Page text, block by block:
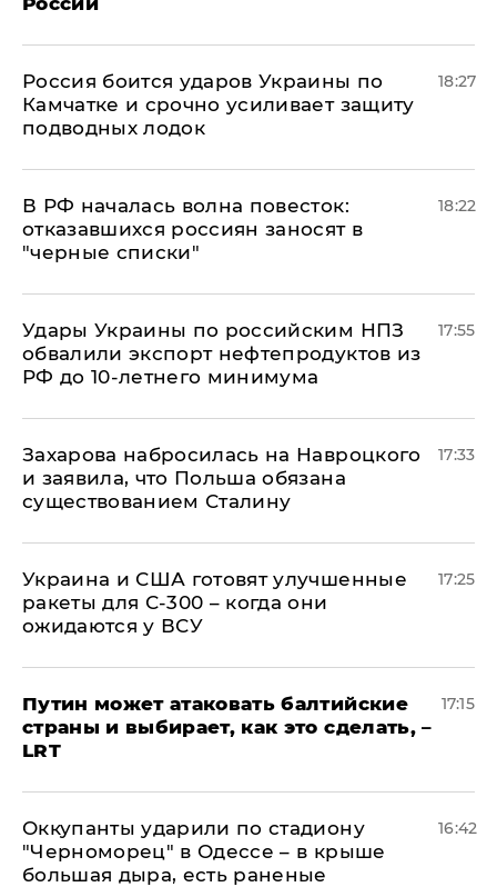
Россия боится ударов Украины по
Камчатке и срочно усиливает защиту
подводных лодок
18:27
​В РФ началась волна повесток:
отказавшихся россиян заносят в
"черные списки"
18:22
Удары Украины по российским НПЗ
обвалили экспорт нефтепродуктов из
РФ до 10-летнего минимума
17:55
​Захарова набросилась на Навроцкого
и заявила, что Польша обязана
существованием Сталину
17:33
Украина и США готовят улучшенные
ракеты для С-300 – когда они
ожидаются у ВСУ
17:25
Путин может атаковать балтийские
страны и выбирает, как это сделать, –
LRT
17:15
Оккупанты ударили по стадиону
"Черноморец" в Одессе – в крыше
большая дыра, есть раненые
16:42